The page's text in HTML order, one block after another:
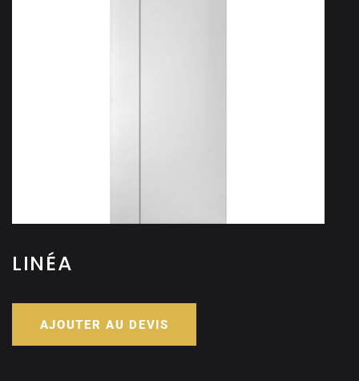
LINÉA
AJOUTER AU DEVIS